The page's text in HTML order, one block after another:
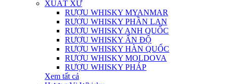
XUẤT XỨ
RƯỢU WHISKY MYANMAR
RƯỢU WHISKY PHẦN LAN
RƯỢU WHISKY ANH QUỐC
RƯỢU WHISKY ẤN ĐỘ
RƯỢU WHISKY HÀN QUỐC
RƯỢU WHISKY MOLDOVA
RƯỢU WHISKY PHÁP
Xem tất cả